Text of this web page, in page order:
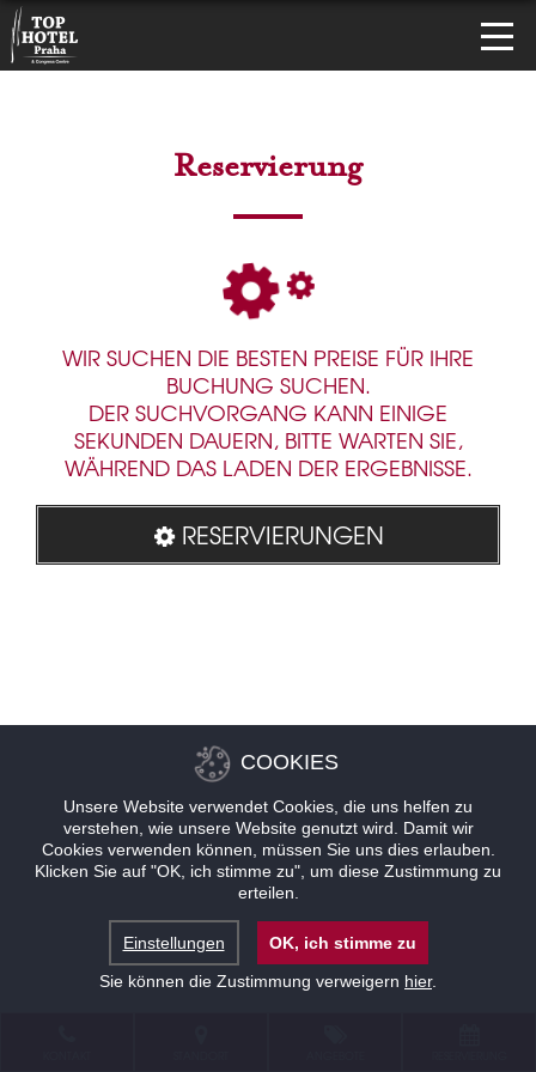
Reservierung
WIR SUCHEN DIE BESTEN PREISE FÜR IHRE
BUCHUNG SUCHEN.
DER SUCHVORGANG KANN EINIGE
SEKUNDEN DAUERN, BITTE WARTEN SIE,
WÄHREND DAS LADEN DER ERGEBNISSE.
RESERVIERUNGEN
COOKIES
Unsere Website verwendet Cookies, die uns helfen zu
verstehen, wie unsere Website genutzt wird. Damit wir
Cookies verwenden können, müssen Sie uns dies erlauben.
Klicken Sie auf "OK, ich stimme zu", um diese Zustimmung zu
erteilen.
Einstellungen
OK, ich stimme zu
Sie können die Zustimmung verweigern hier.